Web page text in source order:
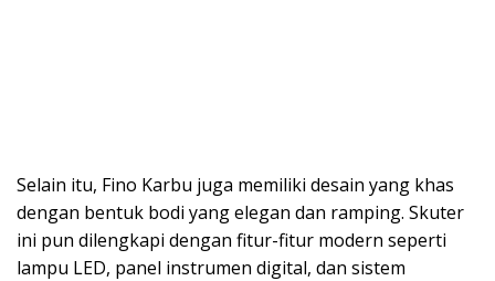
Selain itu, Fino Karbu juga memiliki desain yang khas
dengan bentuk bodi yang elegan dan ramping. Skuter
ini pun dilengkapi dengan fitur-fitur modern seperti
lampu LED, panel instrumen digital, dan sistem